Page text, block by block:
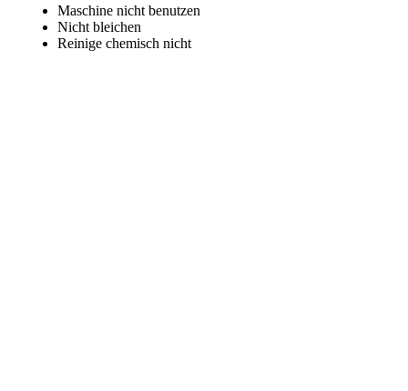
Maschine nicht benutzen
Nicht bleichen
Reinige chemisch nicht